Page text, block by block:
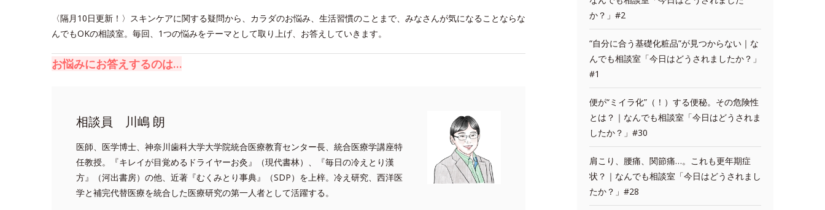
〈隔月10日更新！〉スキンケアに関する疑問から、カラダのお悩み、生活習慣のことまで、みなさんが気になることならな
んでもOKの相談室。毎回、1つの悩みをテーマとして取り上げ、お答えしていきます。
お悩みにお答えするのは…
相談員 川嶋 朗
医師、医学博士、神奈川歯科大学大学院統合医療教育センター長、統合医療学講座特
任教授。『キレイが目覚めるドライヤーお灸』（現代書林）、『毎日の冷えとり漢
方』（河出書房）の他、近著『むくみとり事典』（SDP）を上梓。冷え研究、西洋医
学と補完代替医療を統合した医療研究の第一人者として活躍する。
か？」#2
“自分に合う基礎化粧品”が見つからない｜な
んでも相談室「今日はどうされましたか？」
#1
便が“ミイラ化”（！）する便秘。その危険性
とは？｜なんでも相談室「今日はどうされま
したか？」#30
肩こり、腰痛、関節痛…。これも更年期症
状？｜なんでも相談室「今日はどうされまし
たか？」#28